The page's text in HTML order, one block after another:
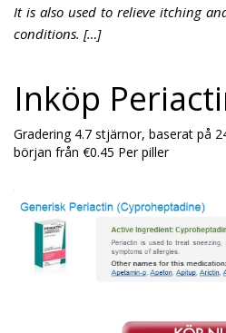
It is also used to relieve itching
conditions. […]
Inköp
Gradering 4.7 stjärnor, baserat på
början från €0.45 Per piller